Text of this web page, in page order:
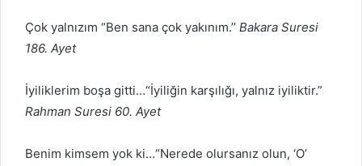
Çok yalnızım “Ben sana çok yakınım.’’ Bakara Suresi
186. Ayet
İyiliklerim boşa gitti…“İyiliğin karşılığı, yalnız iyiliktir.”
Rahman Suresi 60. Ayet
Benim kimsem yok ki…“Nerede olursanız olun, ‘O’